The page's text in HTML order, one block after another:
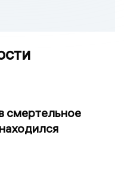
смертельное